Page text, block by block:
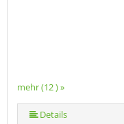
mehr (12 ) »
mehr (12 ) »
mehr (12 ) »
mehr (12 ) »
mehr (12 ) »
mehr (12 ) »
mehr (12 ) »
mehr (12 ) »
mehr (12 ) »
Details